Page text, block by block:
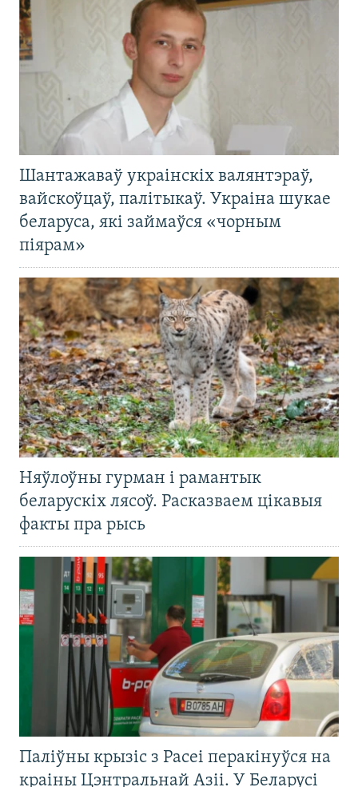
Шантажаваў украінскіх валянтэраў,
вайскоўцаў, палітыкаў. Украіна шукае
беларуса, які займаўся «чорным
піярам»
Няўлоўны гурман і рамантык
беларускіх лясоў. Расказваем цікавыя
факты пра рысь
Паліўны крызіс з Расеі перакінуўся на
краіны Цэнтральнай Азіі. У Беларусі